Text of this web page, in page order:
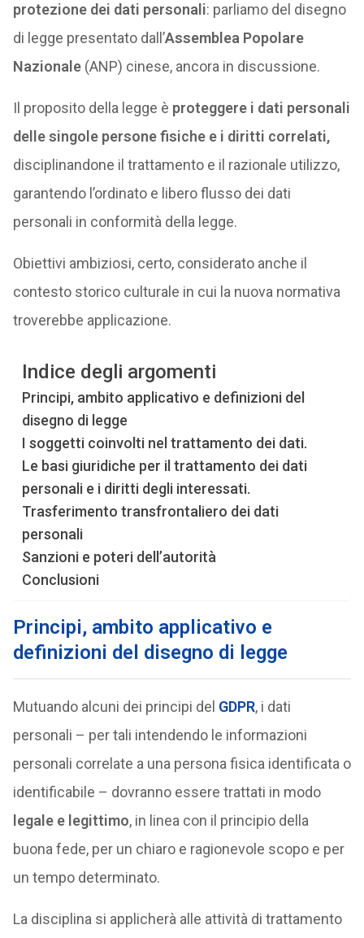
protezione dei dati personali: parliamo del disegno
di legge presentato dall’Assemblea Popolare
Nazionale(ANP) cinese, ancora in discussione.
Il proposito della legge è proteggere i dati personali
delle singole persone fisiche e i diritti correlati,
disciplinandone il trattamento e il razionale utilizzo,
garantendo l’ordinato e libero flusso dei dati
personali in conformità della legge.
Obiettivi ambiziosi, certo, considerato anche il
contesto storico culturale in cui la nuova normativa
troverebbe applicazione.
Indice degli argomenti
Principi, ambito applicativo e definizioni del
disegno di legge
I soggetti coinvolti nel trattamento dei dati.
Le basi giuridiche per il trattamento dei dati
personali e i diritti degli interessati.
Trasferimento transfrontaliero dei dati
personali
Sanzioni e poteri dell’autorità
Conclusioni
Principi, ambito applicativo e
definizioni del disegno di legge
Mutuando alcuni dei principi del GDPR, i dati
personali – per tali intendendo le informazioni
personali correlate a una persona fisica identificata o
identificabile – dovranno essere trattati in modo
legale e legittimo, in linea con il principio della
buona fede, per un chiaro e ragionevole scopo e per
un tempo determinato.
La disciplina si applicherà alle attività di trattamento